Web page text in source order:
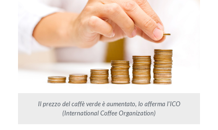
Il prezzo del caffè verde è aumentato, lo afferma l’ICO
(International Coffee Organization)